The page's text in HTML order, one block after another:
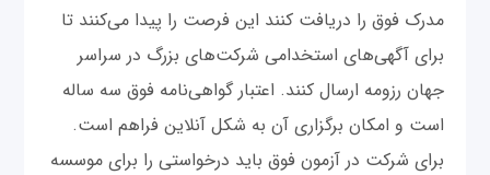
مدرک فوق را دریافت کنند این فرصت را پیدا می‌کنند تا
برای آگهی‌های استخدامی شرکت‌های بزرگ در سراسر
جهان رزومه ارسال کنند. اعتبار گواهی‌نامه فوق سه ساله
است و امکان برگزاری آن به شکل آنلاین فراهم است.
برای شرکت در آزمون فوق باید درخواستی را برای موسسه